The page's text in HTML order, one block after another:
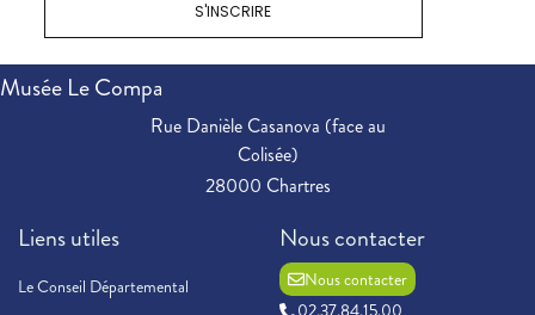
S'INSCRIRE
Musée Le Compa
Rue Danièle Casanova (face au
Colisée)
28000 Chartres
Liens utiles Nous contacter
Le Conseil Départemental
Nous contacter
02.37.84.15.00